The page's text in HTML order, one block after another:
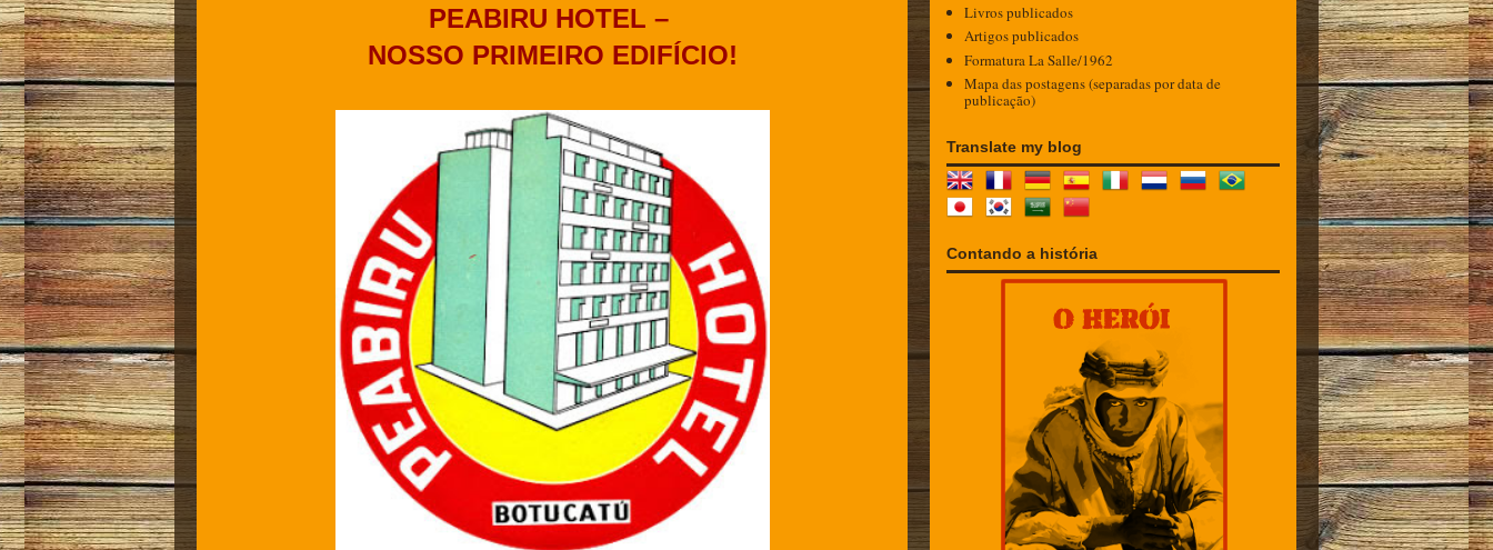
PEABIRU HOTEL –
NOSSO PRIMEIRO EDIFÍCIO!
Livros publicados
Artigos publicados
Formatura La Salle/1962
Mapa das postagens (separadas por data de
publicação)
Translate my blog
Contando a história